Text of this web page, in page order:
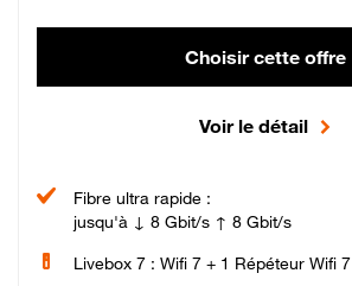
Choisir cette offre
Voir le détail
Fibre ultra rapide :
jusqu'à ↓ 8 Gbit/s ↑ 8 Gbit/s
Livebox 7 : Wifi 7 + 1 Répéteur Wifi 7